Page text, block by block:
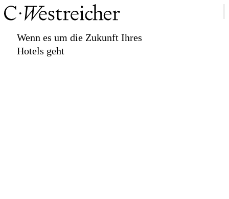
Wenn es um die Zukunft Ihres
Hotels geht